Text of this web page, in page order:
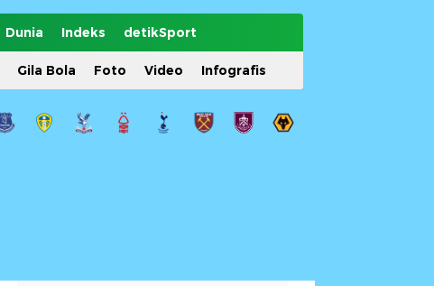
Dunia Indeks detikSport
Gila Bola Foto Video Infografis